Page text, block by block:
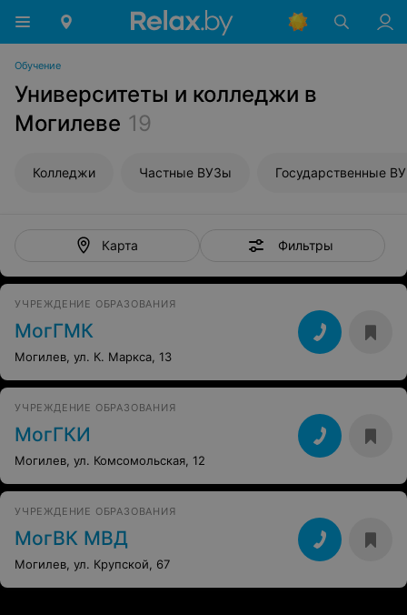
Обучение
Университеты и колледжи в
Могилеве 19
Колледжи Частные ВУЗы Государственные
Карта Фильтры
УЧРЕЖДЕНИЕ ОБРАЗОВАНИЯ
МогГМК
Могилев, ул. К. Маркса, 13
УЧРЕЖДЕНИЕ ОБРАЗОВАНИЯ
МогГКИ
Могилев, ул. Комсомольская, 12
УЧРЕЖДЕНИЕ ОБРАЗОВАНИЯ
МогВК МВД
Могилев, ул. Крупской, 67